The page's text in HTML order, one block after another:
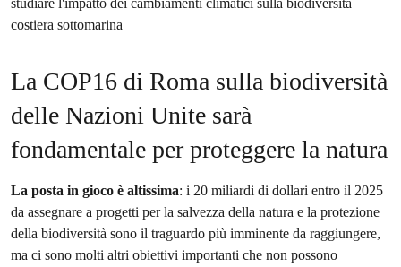
La COP16 di Roma sulla biodiversità
delle Nazioni Unite sarà
fondamentale per proteggere la natura
La posta in gioco è altissima: i 20 miliardi di dollari entro il 2025
da assegnare a progetti per la salvezza della natura e la protezione
della biodiversità sono il traguardo più imminente da raggiungere,
ma ci sono molti altri obiettivi importanti che non possono